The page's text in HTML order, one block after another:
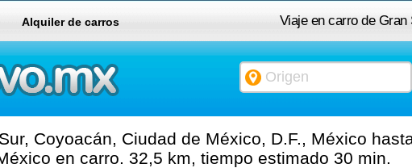
Viaje en carro de
México a Lomas
Alquiler de carros
Coyoacán, Ciudad de México, D.F., México
en carro. 32,5 km, tiempo estimado 30 min.